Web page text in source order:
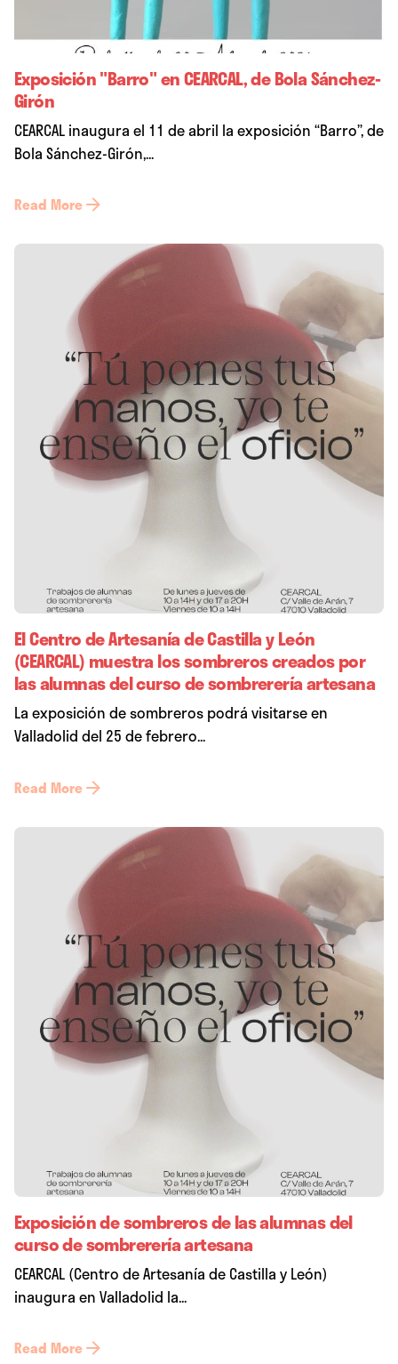
Exposición "Barro" en CEARCAL, de Bola Sánchez-
Girón
CEARCAL inaugura el 11 de abril la exposición “Barro”, de
Bola Sánchez-Girón,...
Read More
El Centro de Artesanía de Castilla y León
(CEARCAL) muestra los sombreros creados por
las alumnas del curso de sombrerería artesana
La exposición de sombreros podrá visitarse en
Valladolid del 25 de febrero...
Read More
Exposición de sombreros de las alumnas del
curso de sombrerería artesana
CEARCAL (Centro de Artesanía de Castilla y León)
inaugura en Valladolid la...
Read More